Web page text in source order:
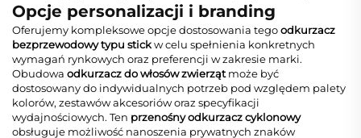
Opcje personalizacji i branding
Oferujemy kompleksowe opcje dostosowania tegoodkurzacz
bezprzewodowy typu stickw celu spełnienia konkretnych
wymagań rynkowych oraz preferencji w zakresie marki.
Obudowa odkurzacz do włosów zwierząt może być
dostosowany do indywidualnych potrzeb pod względem palety
kolorów, zestawów akcesoriów oraz specyfikacji
wydajnościowych. Ten przenośny odkurzacz cyklonowy
obsługuje możliwość nanoszenia prywatnych znaków